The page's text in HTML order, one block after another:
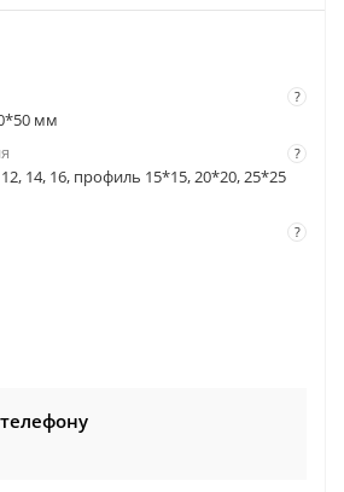
?
мм
?
14, 16, профиль 15*15, 20*20, 25*25
?